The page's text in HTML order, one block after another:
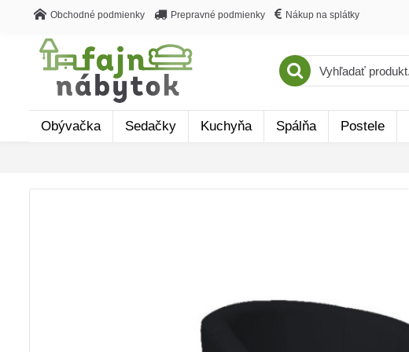
Obchodné podmienky Prepravné podmienky Nákup na splátky
Obývačka Sedačky Kuchyňa Spálňa Postele